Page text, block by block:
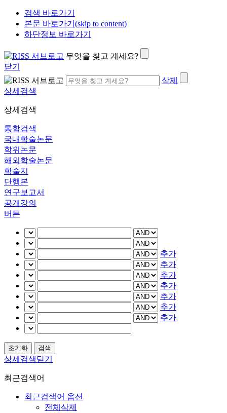
검색 바로가기
본문 바로가기(skip to content)
하단정보 바로가기
무엇을 찾고 계세요?
닫기
삭제
상세검색
상세검색
통합검색
국내학술논문
학위논문
해외학술논문
학술지
단행본
연구보고서
공개강의
버튼
추가
추가
추가
추가
추가
추가
추가
상세검색닫기
최근검색어
최근검색어 옵션
전체삭제